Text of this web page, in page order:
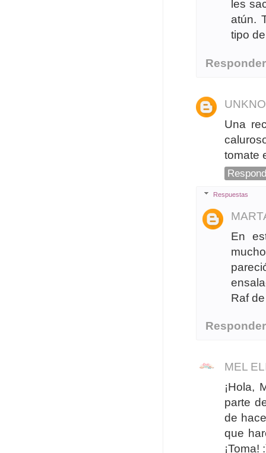
les
atún.
tipo
Responder
Una
tomate
Respuestas
En
Raf
Responder
MEL
¡Hola,
parte
de
que
¡Toma!